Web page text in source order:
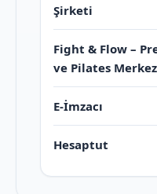
Şirketi
Fight & Flow –
ve Pilates
E-İmzacı
Hesaptut